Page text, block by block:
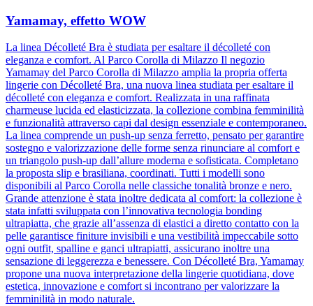
Yamamay, effetto WOW
La linea Décolleté Bra è studiata per esaltare il décolleté con
eleganza e comfort. Al Parco Corolla di Milazzo Il negozio
Yamamay del Parco Corolla di Milazzo amplia la propria offerta
lingerie con Décolleté Bra, una nuova linea studiata per esaltare il
décolleté con eleganza e comfort. Realizzata in una raffinata
charmeuse lucida ed elasticizzata, la collezione combina femminilità
e funzionalità attraverso capi dal design essenziale e contemporaneo.
La linea comprende un push-up senza ferretto, pensato per garantire
sostegno e valorizzazione delle forme senza rinunciare al comfort e
un triangolo push-up dall’allure moderna e sofisticata. Completano
la proposta slip e brasiliana, coordinati. Tutti i modelli sono
disponibili al Parco Corolla nelle classiche tonalità bronze e nero.
Grande attenzione è stata inoltre dedicata al comfort: la collezione è
stata infatti sviluppata con l’innovativa tecnologia bonding
ultrapiatta, che grazie all’assenza di elastici a diretto contatto con la
pelle garantisce finiture invisibili e una vestibilità impeccabile sotto
ogni outfit, spalline e ganci ultrapiatti, assicurano inoltre una
sensazione di leggerezza e benessere. Con Décolleté Bra, Yamamay
propone una nuova interpretazione della lingerie quotidiana, dove
estetica, innovazione e comfort si incontrano per valorizzare la
femminilità in modo naturale.